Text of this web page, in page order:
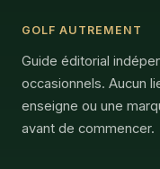
GOLF AUTREMENT
Guide éditorial
occasionnels. Aucun
enseigne ou une
avant de commencer.